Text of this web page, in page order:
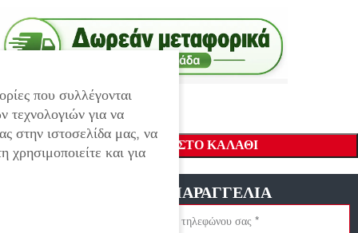
ΠΡΟΣΘΉΚΗ ΣΤΟ ΚΑΛΆΘΙ
ΓΡΗΓΟΡΗ ΠΑΡΑΓΓΕΛΙΑ
που συλλέγονται
για να
στην ιστοσελίδα μας, να
και για